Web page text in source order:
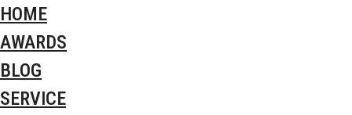
HOME
AWARDS
BLOG
SERVICE